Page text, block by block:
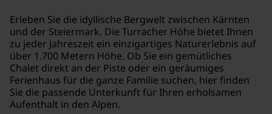
Erleben Sie die idyllische Bergwelt zwischen Kärnten
und der Steiermark. Die Turracher Höhe bietet Ihnen
zu jeder Jahreszeit ein einzigartiges Naturerlebnis auf
über 1.700 Metern Höhe. Ob Sie ein gemütliches
Chalet direkt an der Piste oder ein geräumiges
Ferienhaus für die ganze Familie suchen, hier finden
Sie die passende Unterkunft für Ihren erholsamen
Aufenthalt in den Alpen.